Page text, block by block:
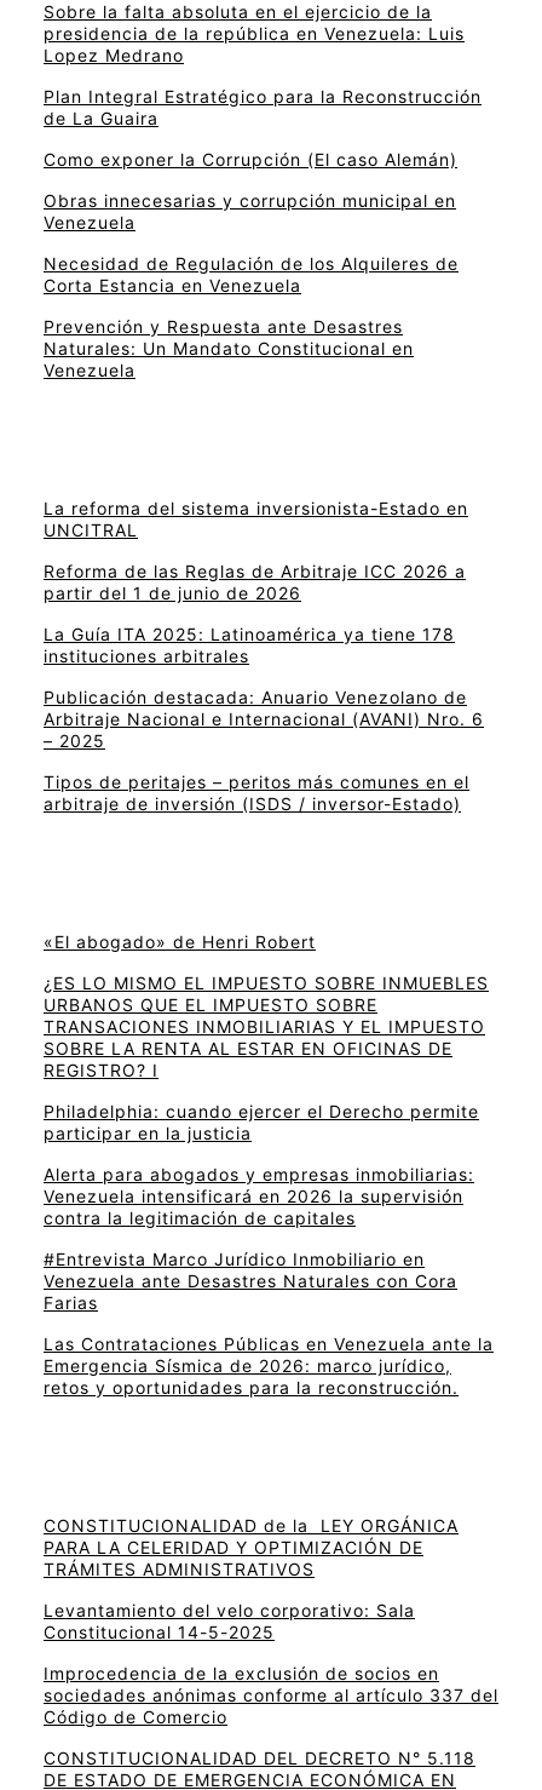
Sobre la falta absoluta en el ejercicio de la
presidencia de la república en Venezuela: Luis
Lopez Medrano
Plan Integral Estratégico para la Reconstrucción
de La Guaira
Como exponer la Corrupción (El caso Alemán)
Obras innecesarias y corrupción municipal en
Venezuela
Necesidad de Regulación de los Alquileres de
Corta Estancia en Venezuela
Prevención y Respuesta ante Desastres
Naturales: Un Mandato Constitucional en
Venezuela
La reforma del sistema inversionista-Estado en
UNCITRAL
Reforma de las Reglas de Arbitraje ICC 2026 a
partir del 1 de junio de 2026
La Guía ITA 2025: Latinoamérica ya tiene 178
instituciones arbitrales
Publicación destacada: Anuario Venezolano de
Arbitraje Nacional e Internacional (AVANI) Nro. 6
– 2025
Tipos de peritajes – peritos más comunes en el
arbitraje de inversión (ISDS / inversor-Estado)
«El abogado» de Henri Robert
¿ES LO MISMO EL IMPUESTO SOBRE INMUEBLES
URBANOS QUE EL IMPUESTO SOBRE
TRANSACIONES INMOBILIARIAS Y EL IMPUESTO
SOBRE LA RENTA AL ESTAR EN OFICINAS DE
REGISTRO? I
Philadelphia: cuando ejercer el Derecho permite
participar en la justicia
Alerta para abogados y empresas inmobiliarias:
Venezuela intensificará en 2026 la supervisión
contra la legitimación de capitales
#Entrevista Marco Jurídico Inmobiliario en
Venezuela ante Desastres Naturales con Cora
Farias
Las Contrataciones Públicas en Venezuela ante la
Emergencia Sísmica de 2026: marco jurídico,
retos y oportunidades para la reconstrucción.
CONSTITUCIONALIDAD de la LEY ORGÁNICA
PARA LA CELERIDAD Y OPTIMIZACIÓN DE
TRÁMITES ADMINISTRATIVOS
Levantamiento del velo corporativo: Sala
Constitucional 14-5-2025
Improcedencia de la exclusión de socios en
sociedades anónimas conforme al artículo 337 del
Código de Comercio
CONSTITUCIONALIDAD DEL DECRETO N° 5.118
DE ESTADO DE EMERGENCIA ECONÓMICA EN